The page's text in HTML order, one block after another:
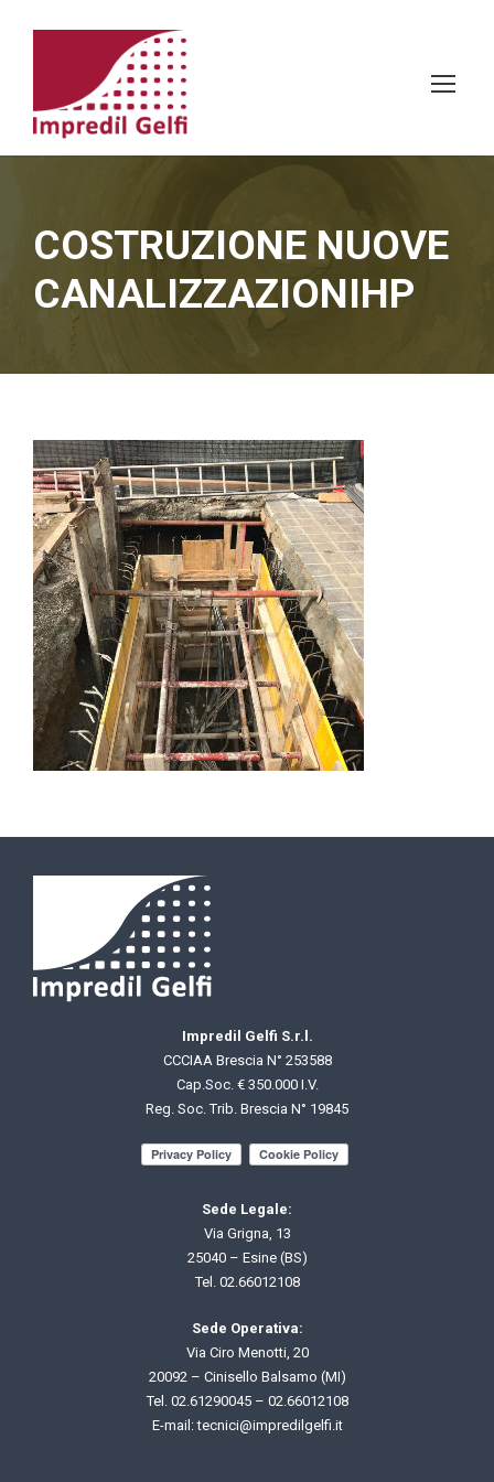
COSTRUZIONE NUOVE
CANALIZZAZIONIHP
Impredil Gelfi S.r.l.
CCCIAA Brescia N° 253588
Cap.Soc. € 350.000 I.V.
Reg. Soc. Trib. Brescia N° 19845
Sede Legale:
Via Grigna, 13
25040 – Esine (BS)
Tel. 02.66012108
Sede Operativa:
Via Ciro Menotti, 20
20092 – Cinisello Balsamo (MI)
Tel. 02.61290045– 02.66012108
E-mail: tecnici@impredilgelfi.it